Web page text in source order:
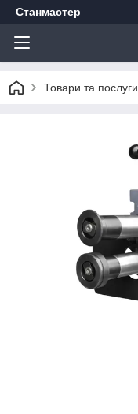
Станмастер
Товари та послуги